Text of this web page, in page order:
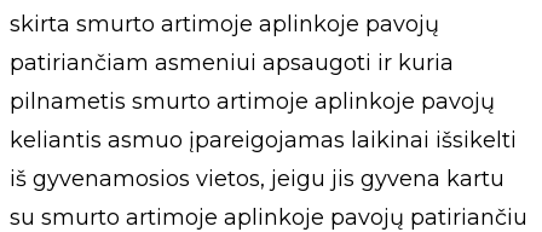
skirta smurto artimoje aplinkoje pavojų
patiriančiam asmeniui apsaugoti ir kuria
pilnametis smurto artimoje aplinkoje pavojų
keliantis asmuo įpareigojamas laikinai išsikelti
iš gyvenamosios vietos, jeigu jis gyvena kartu
su smurto artimoje aplinkoje pavojų patiriančiu